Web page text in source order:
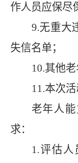
作人员应保尽
9.无重大
失信名单；
10.其他老
11.本次活
老年人
求：
1.评估人